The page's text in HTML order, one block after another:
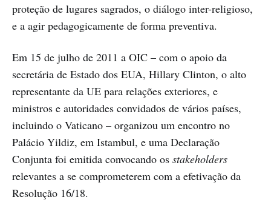
proteção de lugares sagrados, o diálogo inter-religioso,
e a agir pedagogicamente de forma preventiva.
Em 15 de julho de 2011 a OIC – com o apoio da
secretária de Estado dos EUA, Hillary Clinton, o alto
representante da UE para relações exteriores, e
ministros e autoridades convidados de vários países,
incluindo o Vaticano – organizou um encontro no
Palácio Yildiz, em Istambul, e uma Declaração
Conjunta foi emitida convocando os stakeholders
relevantes a se comprometerem com a efetivação da
Resolução 16/18.